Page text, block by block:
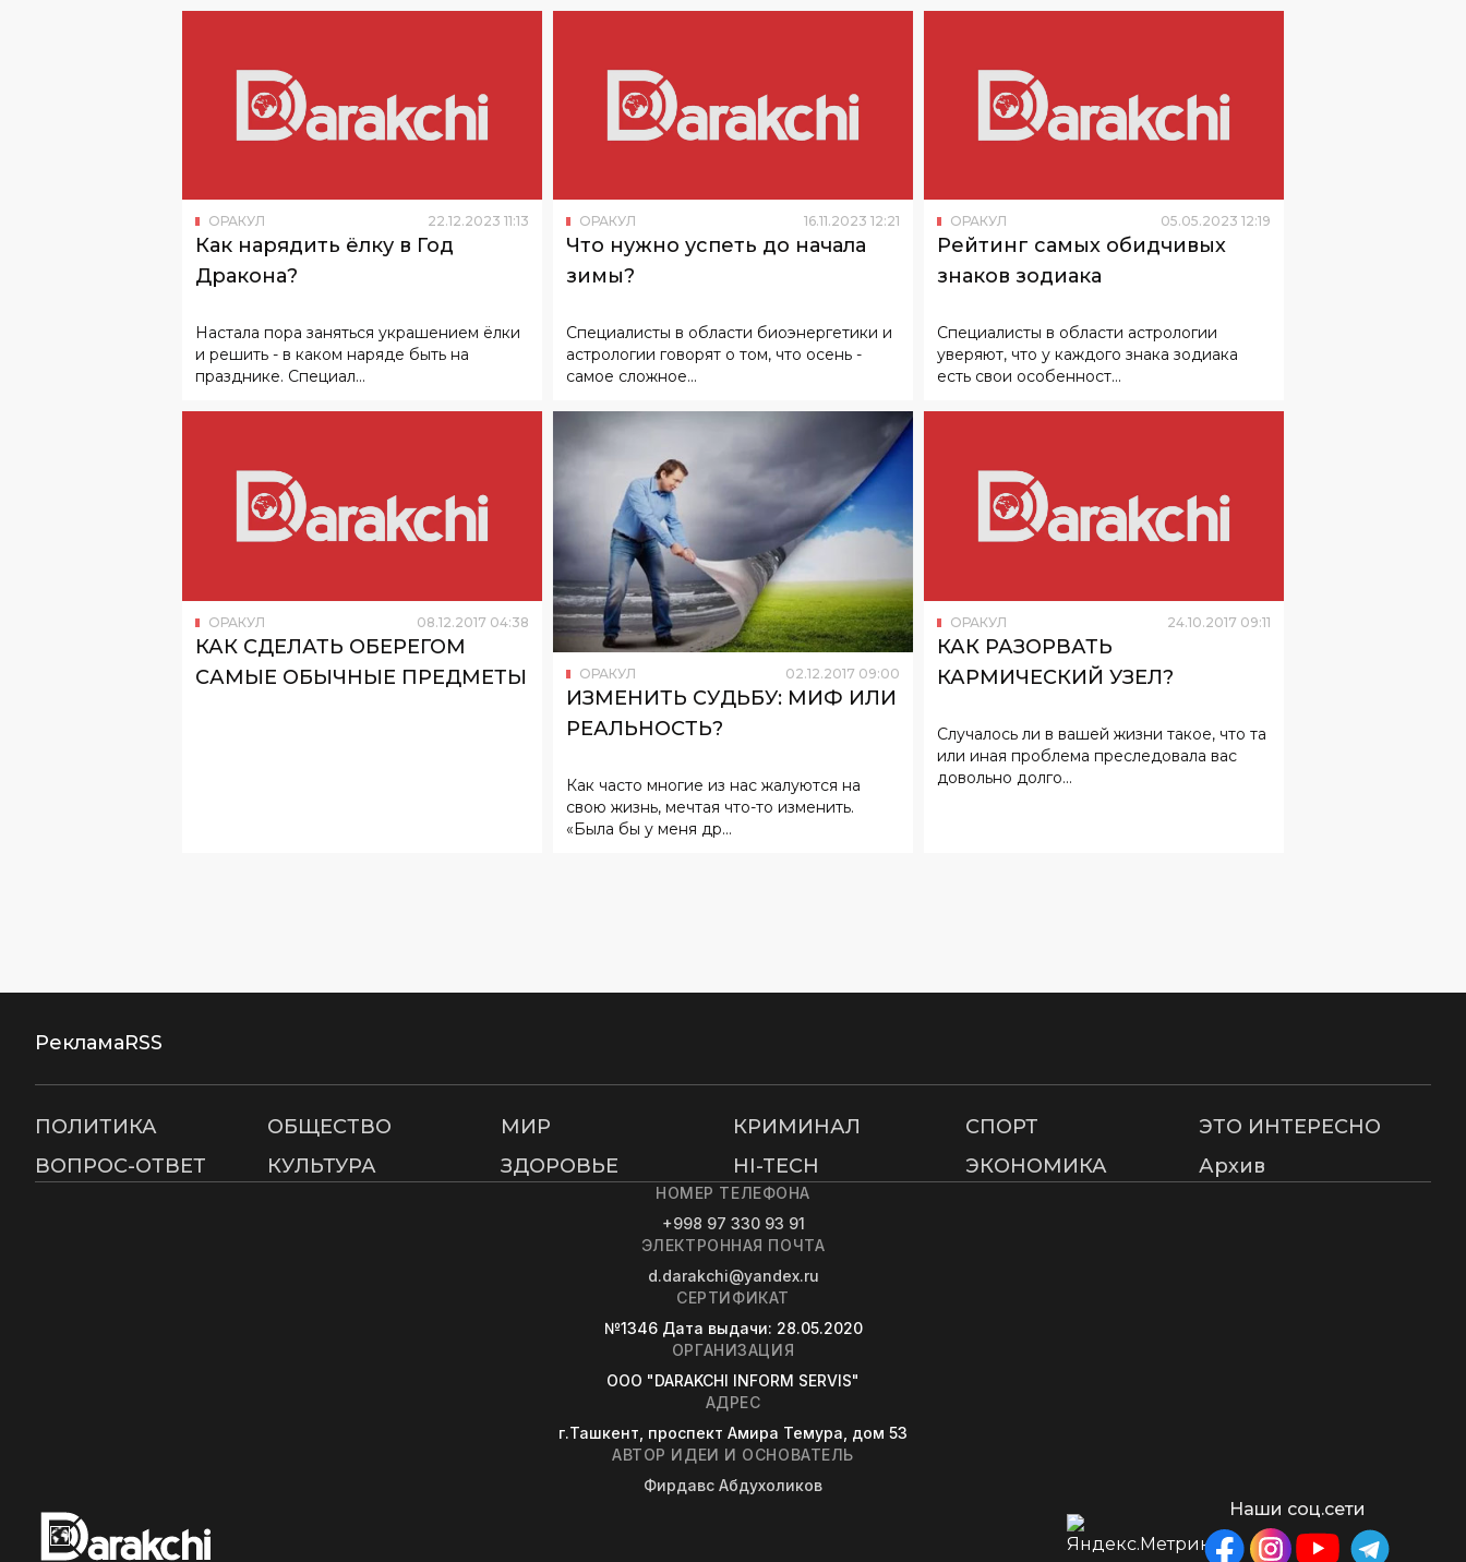
ОРАКУЛ 22.12.2023 11:13
Как нарядить ёлку в Год
Дракона?
Настала пора заняться украшением ёлки
и решить - в каком наряде быть на
празднике. Специал...
ОРАКУЛ 16.11.2023 12:21
Что нужно успеть до начала
зимы?
Специалисты в области биоэнергетики и
астрологии говорят о том, что осень -
самое сложное...
ОРАКУЛ 05.05.2023 12:19
Рейтинг самых обидчивых
знаков зодиака
Специалисты в области астрологии
уверяют, что у каждого знака зодиака
есть свои особенност...
ОРАКУЛ 08.12.2017 04:38
КАК СДЕЛАТЬ ОБЕРЕГОМ
САМЫЕ ОБЫЧНЫЕ ПРЕДМЕТЫ
ОРАКУЛ 02.12.2017 09:00
ИЗМЕНИТЬ СУДЬБУ: МИФ ИЛИ
РЕАЛЬНОСТЬ?
Как часто многие из нас жалуются на
свою жизнь, мечтая что-то изменить.
«Была бы у меня др...
ОРАКУЛ 24.10.2017 09:11
КАК РАЗОРВАТЬ
КАРМИЧЕСКИЙ УЗЕЛ?
Случалось ли в вашей жизни такое, что та
или иная проблема преследовала вас
довольно долго...
РекламаRSS
ПОЛИТИКА ОБЩЕСТВО МИР КРИМИНАЛ СПОРТ
ЭТО ИНТЕРЕСНО
ВОПРОС-ОТВЕТ
КУЛЬТУРА ЗДОРОВЬЕ HI-TECH ЭКОНОМИКА Архив
НОМЕР ТЕЛЕФОНА
+998 97 330 93 91
ЭЛЕКТРОННАЯ ПОЧТА
d.darakchi@yandex.ru
СЕРТИФИКАТ
№1346 Дата выдачи: 28.05.2020
ОРГАНИЗАЦИЯ
OOO "DARAKCHI INFORM SERVIS"
АДРЕС
г.Ташкент, проспект Амира Темура, дом 53
АВТОР ИДЕИ И ОСНОВАТЕЛЬ
Фирдавс Абдухоликов
Наши соц.сети